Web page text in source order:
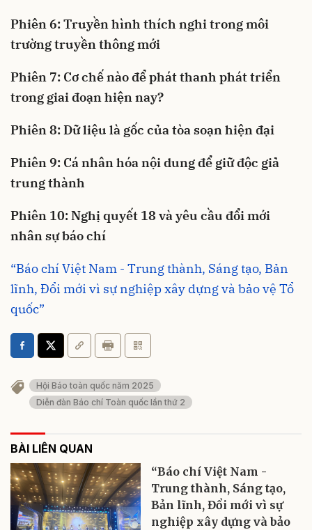
Phiên 6: Truyền hình thích nghi trong môi
trường truyền thông mới
Phiên 7: Cơ chế nào để phát thanh phát triển
trong giai đoạn hiện nay?
Phiên 8: Dữ liệu là gốc của tòa soạn hiện đại
Phiên 9: Cá nhân hóa nội dung để giữ độc giả
trung thành
Phiên 10: Nghị quyết 18 và yêu cầu đổi mới
nhân sự báo chí
“Báo chí Việt Nam - Trung thành, Sáng tạo, Bản
lĩnh, Đổi mới vì sự nghiệp xây dựng và bảo vệ Tổ
quốc”
Hội Báo toàn quốc năm 2025
Diễn đàn Báo chí Toàn quốc lần thứ 2
BÀI LIÊN QUAN
“Báo chí Việt Nam -
Trung thành, Sáng tạo,
Bản lĩnh, Đổi mới vì sự
nghiệp xây dựng và bảo